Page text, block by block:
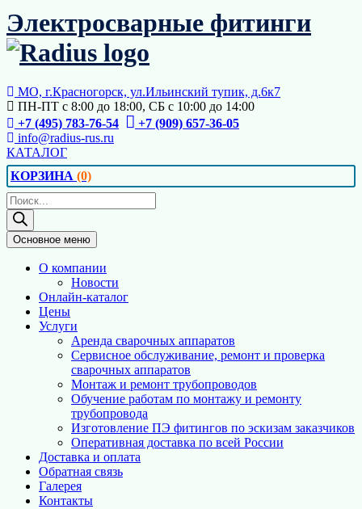
Перейти
к
содержимому
Электросварные фитинги
МО, г.Красногорск, ул.Ильинский тупик, д.6к7
ПН-ПТ с 8:00 до 18:00, СБ с 10:00 до 14:00
+7 (495) 783-76-54
+7 (909) 657-36-05
info@radius-rus.ru
КАТАЛОГ
КОРЗИНА (0)
Поиск
товаров
Основное меню
О компании
Новости
Онлайн-каталог
Цены
Услуги
Аренда сварочных аппаратов
Сервисное обслуживание, ремонт и проверка
сварочных аппаратов
Монтаж и ремонт трубопроводов
Обучение работам по монтажу и ремонту
трубопровода
Изготовление ПЭ фитингов по эскизам заказчиков
Оперативная доставка по всей России
Доставка и оплата
Обратная связь
Галерея
Контакты